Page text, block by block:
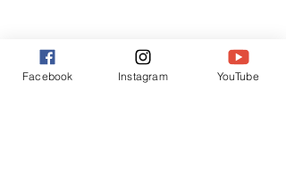
Facebook Instagram YouTube